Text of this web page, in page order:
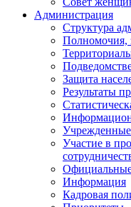
Администрация
Структура
Полномочия,
Защита
Результаты
Участие в
Официальные
Информация
Кадровая